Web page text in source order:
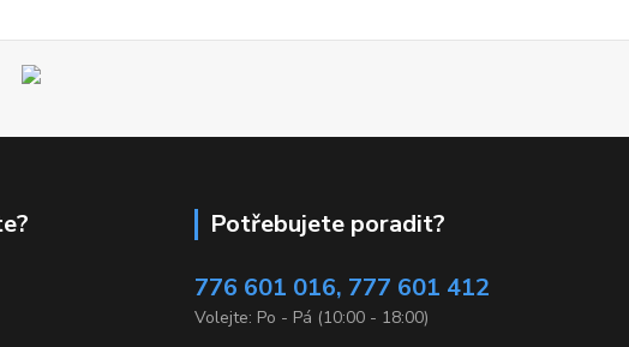
Potřebujete poradit?
776 601 016, 777 601 412
Volejte: Po - Pá (10:00 - 18:00)